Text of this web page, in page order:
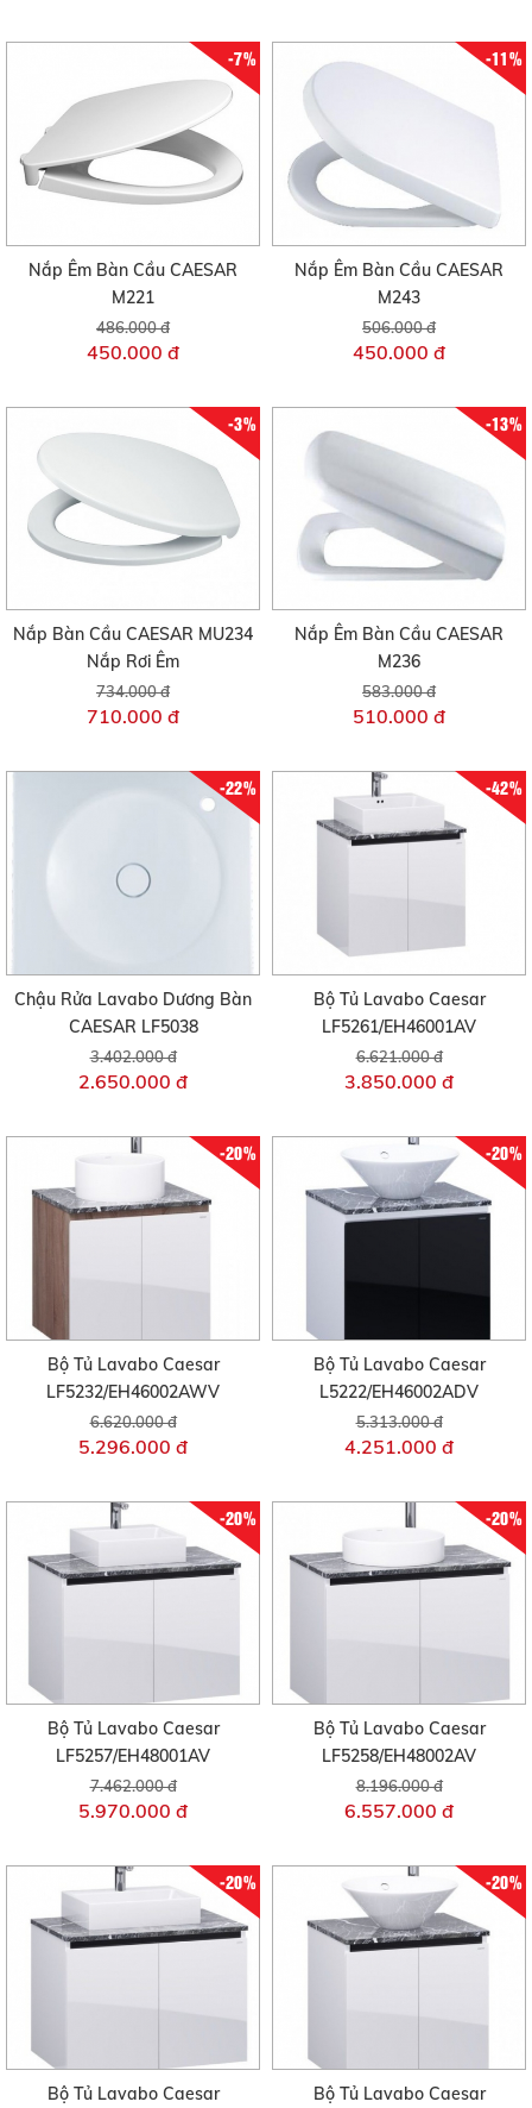
-7%
Nắp Êm Bàn Cầu CAESAR
M221
486.000 đ
450.000 đ
-11%
Nắp Êm Bàn Cầu CAESAR
M243
506.000 đ
450.000 đ
-3%
Nắp Bàn Cầu CAESAR MU234
Nắp Rơi Êm
734.000 đ
710.000 đ
-13%
Nắp Êm Bàn Cầu CAESAR
M236
583.000 đ
510.000 đ
-22%
Chậu Rửa Lavabo Dương Bàn
CAESAR LF5038
3.402.000 đ
2.650.000 đ
-42%
Bộ Tủ Lavabo Caesar
LF5261/EH46001AV
6.621.000 đ
3.850.000 đ
-20%
Bộ Tủ Lavabo Caesar
LF5232/EH46002AWV
6.620.000 đ
5.296.000 đ
-20%
Bộ Tủ Lavabo Caesar
L5222/EH46002ADV
5.313.000 đ
4.251.000 đ
-20%
Bộ Tủ Lavabo Caesar
LF5257/EH48001AV
7.462.000 đ
5.970.000 đ
-20%
Bộ Tủ Lavabo Caesar
LF5258/EH48002AV
8.196.000 đ
6.557.000 đ
-20%
Bộ Tủ Lavabo Caesar
-20%
Bộ Tủ Lavabo Caesar